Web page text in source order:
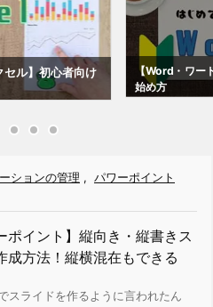
検索
セル】初心者向け
【Word・ワー
始め方
ションの管理 , パワーポイント
ポイント】縦向き・縦書きス
成方法！縦横混在もできる
スライドを作るように言われたん